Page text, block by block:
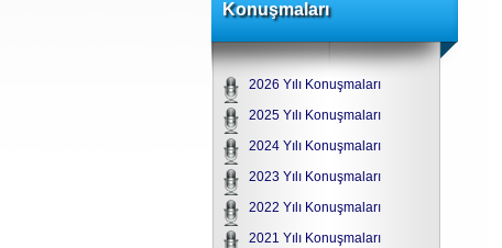
Konuşmaları
2026 Yılı Konuşmaları
2025 Yılı Konuşmaları
2024 Yılı Konuşmaları
2023 Yılı Konuşmaları
2022 Yılı Konuşmaları
2021 Yılı Konuşmaları